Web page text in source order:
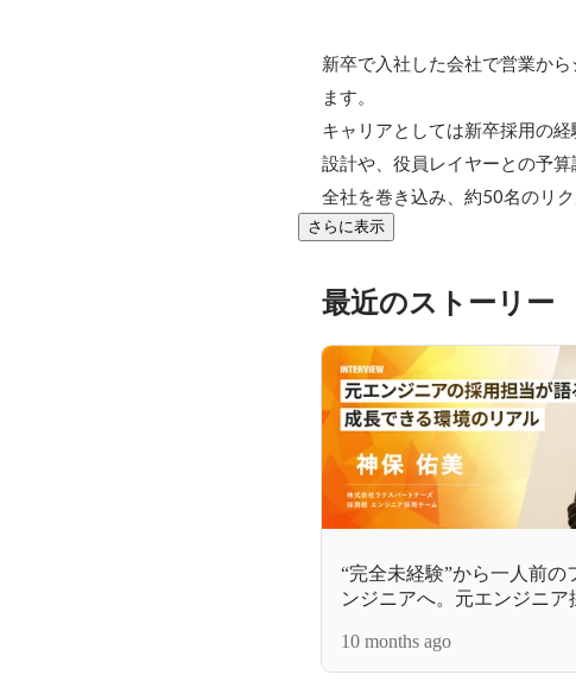
新卒で入社した会社で営業か
ます。
キャリアとしては新卒採用の
設計や、役員レイヤーとの予算
全社を巻き込み、約50名のリ
さらに表示
最近のストーリー
“完全未経験”から一人前の
ンジニアへ。元エンジニア
10 months ago